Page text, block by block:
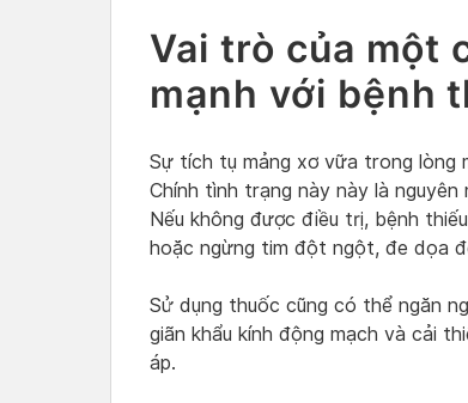
Vai trò của một
mạnh với bệnh
Sự tích tụ mảng xơ vữa trong lòng
Chính tình trạng này này là
Nếu không được điều trị, bệnh
hoặc ngừng tim đột ngột, đe dọa
Sử dụng thuốc cũng có thể ngăn
giãn khẩu kính động mạch và cải
áp.